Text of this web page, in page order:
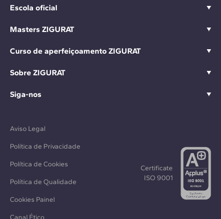
Escola oficial
Masters ZIGURAT
Curso de aperfeiçoamento ZIGURAT
Sobre ZIGURAT
Siga-nos
Aviso Legal
Política de Privacidade
Política de Cookies
Política de Qualidade
Cookies Painel
Certificate
ISO 9001